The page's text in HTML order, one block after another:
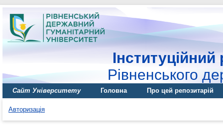
Інституційний
Рівненського
Сайт Університету Головна Про цей репозитарій
Авторизація